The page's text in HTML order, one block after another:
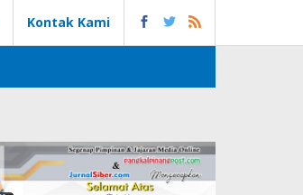
Kontak Kami